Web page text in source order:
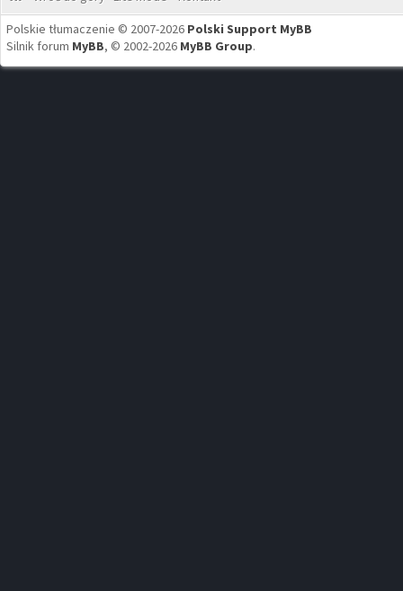
Polskie tłumaczenie © 2007-2026 Polski Support MyBB
Silnik forum MyBB, © 2002-2026 MyBB Group.